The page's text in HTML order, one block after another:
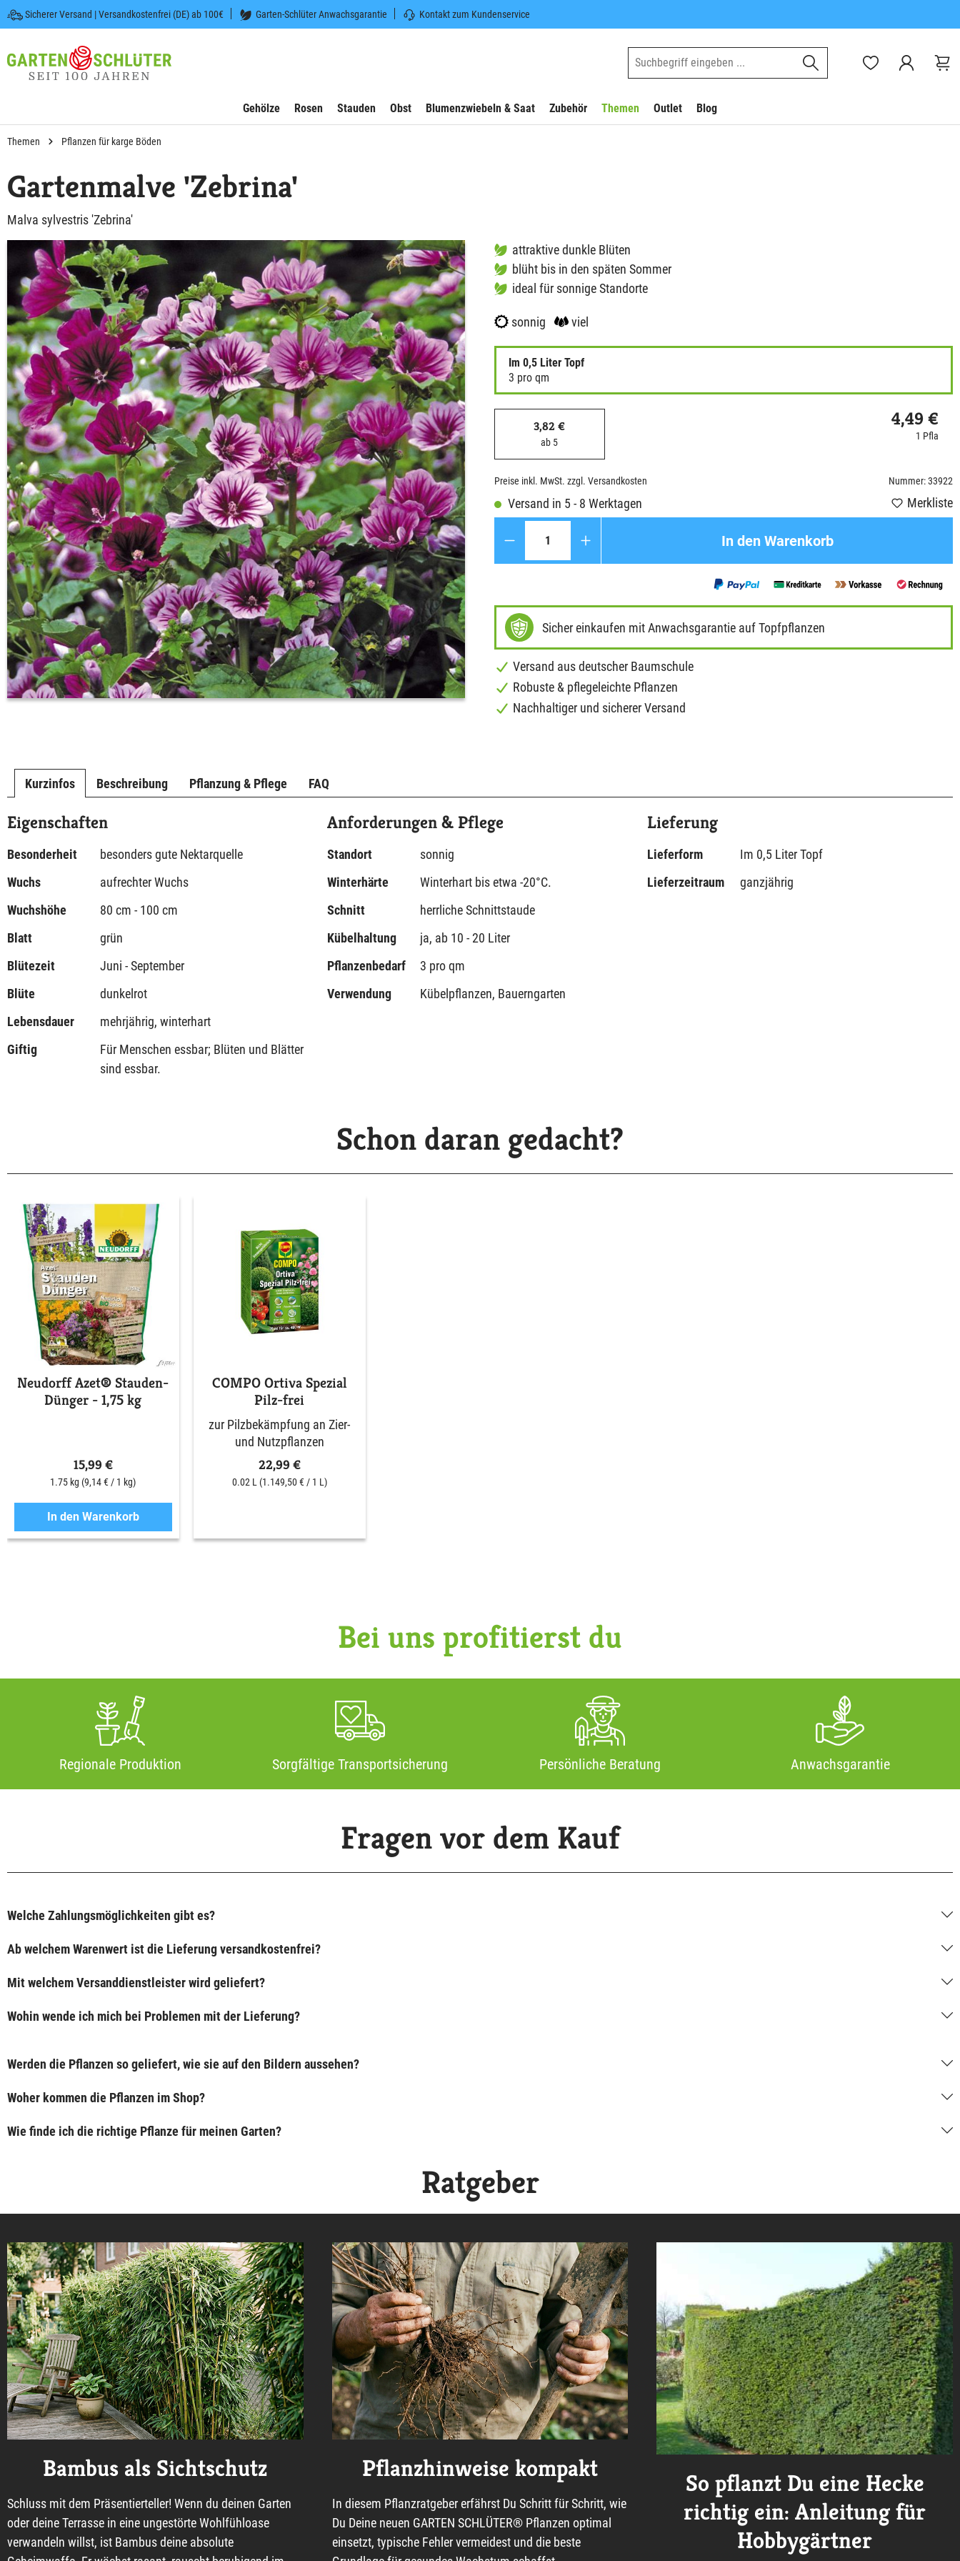
Zur Hauptnavigation springen
Sicherer Versand | Versandkostenfrei (DE) ab 100€ Garten-Schlüter Anwachsgarantie Kontakt zum Kundenservice
Gehölze Rosen Stauden Obst Blumenzwiebeln & Saat Zubehör Themen Outlet Blog
Themen Pflanzen für karge Böden
Gartenmalve 'Zebrina'
Malva sylvestris 'Zebrina'
attraktive dunkle Blüten
blüht bis in den späten Sommer
ideal für sonnige Standorte
sonnig viel
Im 0,5 Liter Topf
3 pro qm
3,82 €
ab 5
4,49 €
1 Pfla
Preise inkl. MwSt. zzgl. Versandkosten Nummer: 33922
Versand in 5 - 8 Werktagen
Merkliste
In den Warenkorb
Sicher einkaufen mit Anwachsgarantie auf Topfpflanzen
Versand aus deutscher Baumschule
Robuste & pflegeleichte Pflanzen
Nachhaltiger und sicherer Versand
Kurzinfos Beschreibung Pflanzung & Pflege FAQ
Eigenschaften
Besonderheit
besonders gute Nektarquelle
Wuchs
aufrechter Wuchs
Wuchshöhe
80 cm - 100 cm
Blatt
grün
Blütezeit
Juni - September
Blüte
dunkelrot
Lebensdauer
mehrjährig, winterhart
Giftig
Für Menschen essbar; Blüten und Blätter
sind essbar.
Anforderungen & Pflege
Standort
sonnig
Winterhärte
Winterhart bis etwa -20°C.
Schnitt
herrliche Schnittstaude
Kübelhaltung
ja, ab 10 - 20 Liter
Pflanzenbedarf
3 pro qm
Verwendung
Kübelpflanzen, Bauerngarten
Lieferung
Lieferform
Im 0,5 Liter Topf
Lieferzeitraum
ganzjährig
Schon daran gedacht?
Neudorff Azet® Stauden-
Dünger - 1,75 kg
15,99 €
1.75 kg (9,14 € / 1 kg)
In den Warenkorb
COMPO Ortiva Spezial
Pilz-frei
zur Pilzbekämpfung an Zier-
und Nutzpflanzen
22,99 €
0.02 L (1.149,50 € / 1 L)
Bei uns profitierst du
Regionale Produktion Sorgfältige Transportsicherung Persönliche Beratung Anwachsgarantie
Fragen vor dem Kauf
Welche Zahlungsmöglichkeiten gibt es?
Ab welchem Warenwert ist die Lieferung versandkostenfrei?
Mit welchem Versanddienstleister wird geliefert?
Wohin wende ich mich bei Problemen mit der Lieferung?
Werden die Pflanzen so geliefert, wie sie auf den Bildern aussehen?
Woher kommen die Pflanzen im Shop?
Wie finde ich die richtige Pflanze für meinen Garten?
Ratgeber
Bambus als Sichtschutz
Schluss mit dem Präsentierteller! Wenn du deinen Garten
oder deine Terrasse in eine ungestörte Wohlfühloase
verwandeln willst, ist Bambus deine absolute
Pflanzhinweise kompakt
In diesem Pflanzratgeber erfährst Du Schritt für Schritt, wie
Du Deine neuen GARTEN SCHLÜTER® Pflanzen optimal
einsetzt, typische Fehler vermeidest und die beste
So pflanzt Du eine Hecke
richtig ein: Anleitung für
Hobbygärtner